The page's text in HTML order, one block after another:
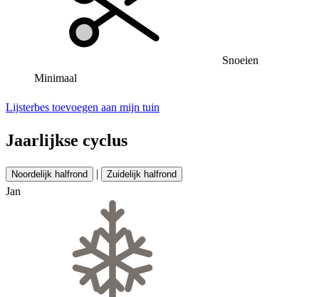
Snoeien
Minimaal
Lijsterbes toevoegen aan mijn tuin
Jaarlijkse cyclus
Noordelijk halfrond | Zuidelijk halfrond
Jan